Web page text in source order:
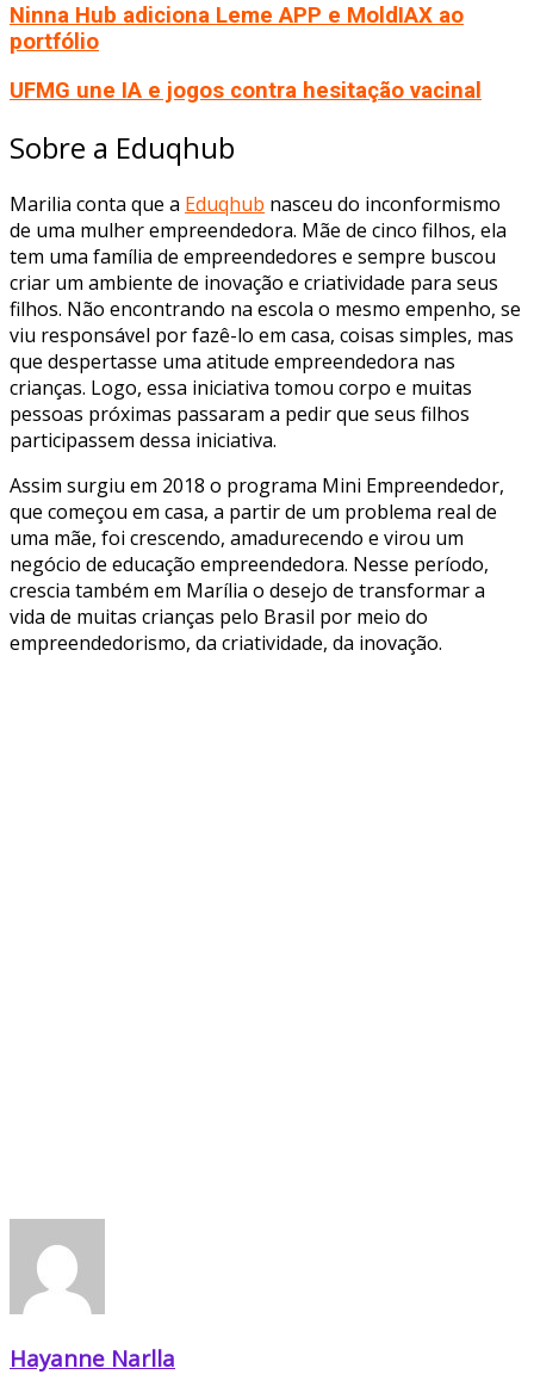
Ninna Hub adiciona Leme APP e MoldIAX ao
portfólio
UFMG une IA e jogos contra hesitação vacinal
Sobre a Eduqhub
Marilia conta que a Eduqhub nasceu do inconformismo
de uma mulher empreendedora. Mãe de cinco filhos, ela
tem uma família de empreendedores e sempre buscou
criar um ambiente de inovação e criatividade para seus
filhos. Não encontrando na escola o mesmo empenho, se
viu responsável por fazê-lo em casa, coisas simples, mas
que despertasse uma atitude empreendedora nas
crianças. Logo, essa iniciativa tomou corpo e muitas
pessoas próximas passaram a pedir que seus filhos
participassem dessa iniciativa.
Assim surgiu em 2018 o programa Mini Empreendedor,
que começou em casa, a partir de um problema real de
uma mãe, foi crescendo, amadurecendo e virou um
negócio de educação empreendedora. Nesse período,
crescia também em Marília o desejo de transformar a
vida de muitas crianças pelo Brasil por meio do
empreendedorismo, da criatividade, da inovação.
Hayanne Narlla